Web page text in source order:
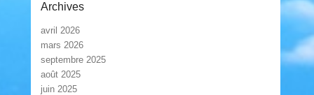
Archives
avril 2026
mars 2026
septembre 2025
août 2025
juin 2025